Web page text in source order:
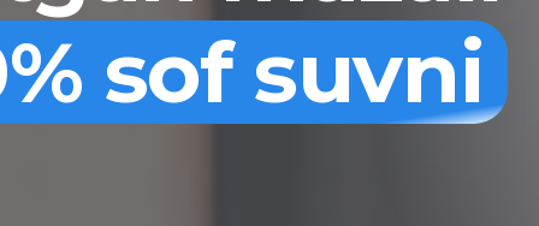
sof suvni